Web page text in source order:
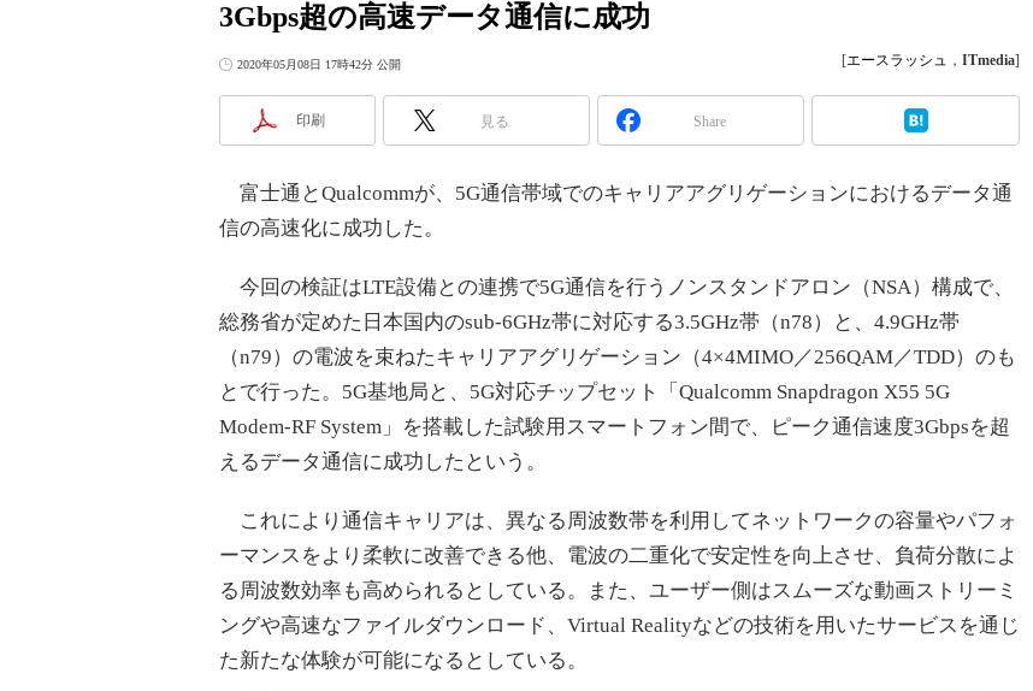
3Gbps超の高速データ通信に成功
2020年05月08日 17時42分 公開 [エースラッシュ ， ITmedia]
印刷 見る Share
富士通とQualcommが、5G通信帯域でのキャリアアグリゲーションにおけるデータ通
信の高速化に成功した。
今回の検証はLTE設備との連携で5G通信を行うノンスタンドアロン（NSA）構成で、
総務省が定めた日本国内のsub-6GHz帯に対応する3.5GHz帯（n78）と、4.9GHz帯
（n79）の電波を束ねたキャリアアグリゲーション（4×4MIMO／256QAM／TDD）のも
とで行った。5G基地局と、5G対応チップセット「Qualcomm Snapdragon X55 5G
Modem-RF System」を搭載した試験用スマートフォン間で、ピーク通信速度3Gbpsを超
えるデータ通信に成功したという。
これにより通信キャリアは、異なる周波数帯を利用してネットワークの容量やパフォ
ーマンスをより柔軟に改善できる他、電波の二重化で安定性を向上させ、負荷分散によ
る周波数効率も高められるとしている。また、ユーザー側はスムーズな動画ストリーミ
ングや高速なファイルダウンロード、Virtual Realityなどの技術を用いたサービスを通じ
た新たな体験が可能になるとしている。